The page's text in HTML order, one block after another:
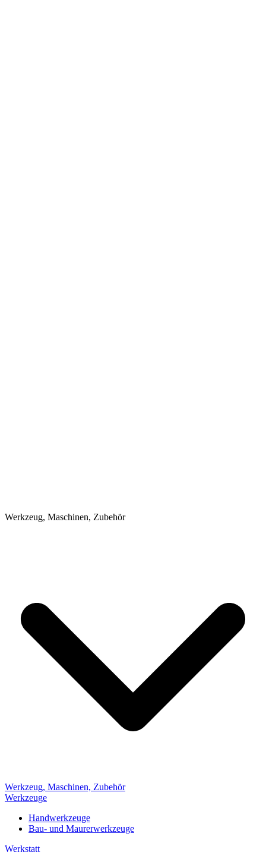
Werkzeug, Maschinen, Zubehör
Werkzeug, Maschinen, Zubehör
Werkzeuge
Handwerkzeuge
Bau- und Maurerwerkzeuge
Werkstatt